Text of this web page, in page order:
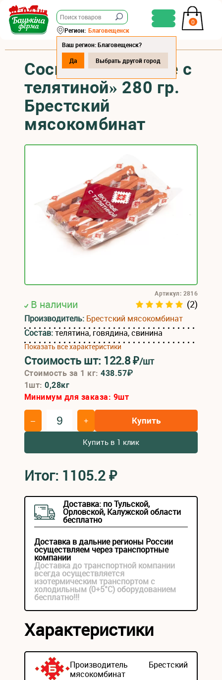
0
Регион: Благовещенск
Ваш регион: Благовещенск?
Да
Выбрать другой город
Сосиски «Вкусные с
телятиной» 280 гр.
Брестский
мясокомбинат
В наличии (2)
Артикул: 2816
Производитель: Брестский мясокомбинат
Состав:телятина, говядина, свинина
Показать все характеристики
Стоимость шт: 122.8₽/шт
Стоимость за 1 кг:438.57₽
1шт:0,28кг
Минимум для заказа: 9шт
– + Купить
Купить в 1 клик
Итог: 1105.2₽
Доставка: по Тульской,
Орловской, Калужской области
бесплатно
Доставка в дальние регионы России
осуществляем через транспортные
компании
Доставка до транспортной компании
всегда осуществляется
изотермическим транспортом с
холодильным (0+5°С) оборудованием
бесплатно!!!
Характеристики
Производитель Брестский
мясокомбинат